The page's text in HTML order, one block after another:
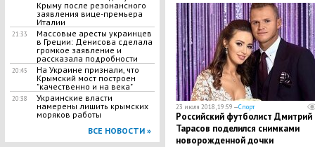
Крыму после резонансного
заявления вице-премьера
Италии
21:33
Массовые аресты украинцев
в Греции: Денисова сделала
громкое заявление и
рассказала подробности
20:45
На Украине признали, что
Крымский мост построен
"качественно и на века"
20:38
Украинские власти
намерены лишить крымских
моряков работы
ВСЕ НОВОСТИ »
23 июля 2018, 19:59 —Спорт
Российский футболист Дмитрий
Тарасов поделился снимками
новорожденной дочки